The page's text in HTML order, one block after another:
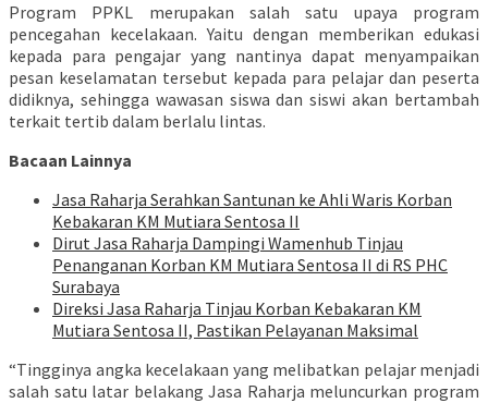
Program PPKL merupakan salah satu upaya program
pencegahan kecelakaan. Yaitu dengan memberikan edukasi
kepada para pengajar yang nantinya dapat menyampaikan
pesan keselamatan tersebut kepada para pelajar dan peserta
didiknya, sehingga wawasan siswa dan siswi akan bertambah
terkait tertib dalam berlalu lintas.
Bacaan Lainnya
Jasa Raharja Serahkan Santunan ke Ahli Waris Korban
Kebakaran KM Mutiara Sentosa II
Dirut Jasa Raharja Dampingi Wamenhub Tinjau
Penanganan Korban KM Mutiara Sentosa II di RS PHC
Surabaya
Direksi Jasa Raharja Tinjau Korban Kebakaran KM
Mutiara Sentosa II, Pastikan Pelayanan Maksimal
“Tingginya angka kecelakaan yang melibatkan pelajar menjadi
salah satu latar belakang Jasa Raharja meluncurkan program